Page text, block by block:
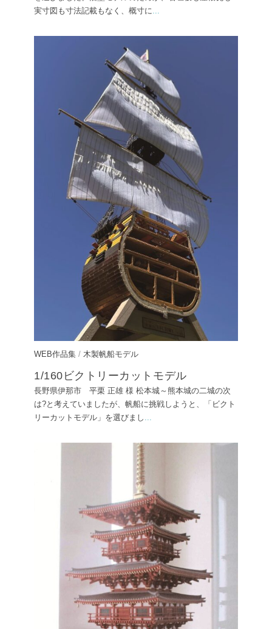
実寸図も寸法記載もなく、概寸に...
WEB作品集 / 木製帆船モデル
1/160ビクトリーカットモデル
長野県伊那市 平栗 正雄 様 松本城～熊本城の二城の次
は?と考えていましたが、帆船に挑戦しようと、「ビクト
リーカットモデル」を選びまし